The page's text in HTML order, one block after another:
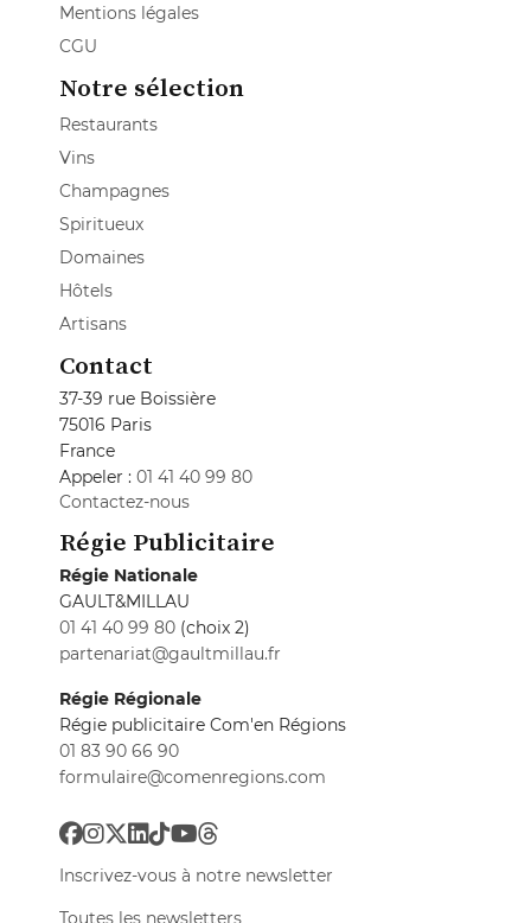
Mentions légales
CGU
Notre sélection
Restaurants
Vins
Champagnes
Spiritueux
Domaines
Hôtels
Artisans
Contact
37-39 rue Boissière
75016 Paris
France
Appeler : 01 41 40 99 80
Contactez-nous
Régie Publicitaire
Régie Nationale
GAULT&MILLAU
01 41 40 99 80 (choix 2)
partenariat@gaultmillau.fr
Régie Régionale
Régie publicitaire Com'en Régions
01 83 90 66 90
formulaire@comenregions.com
Inscrivez-vous à notre newsletter
Toutes les newsletters